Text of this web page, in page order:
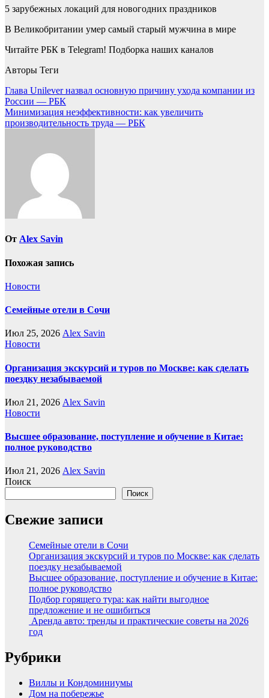
5 зарубежных локаций для новогодних праздников
В Великобритании умер самый старый мужчина в мире
Читайте РБК в Telegram! Подборка наших каналов
Авторы Теги
Навигация
по
записям
Глава Unilever назвал основную причину ухода компании из
России — РБК
Минимизация неэффективности: как увеличить
производительность труда — РБК
От Alex Savin
Похожая запись
Новости
Семейные отели в Сочи
Июл 25, 2026 Alex Savin
Новости
Организация экскурсий и туров по Москве: как сделать
поездку незабываемой
Июл 21, 2026 Alex Savin
Новости
Высшее образование, поступление и обучение в Китае:
полное руководство
Июл 21, 2026 Alex Savin
Поиск
Поиск
Свежие записи
Семейные отели в Сочи
Организация экскурсий и туров по Москве: как сделать
поездку незабываемой
Высшее образование, поступление и обучение в Китае:
полное руководство
Подбор горящего тура: как найти выгодное
предложение и не ошибиться
Аренда авто: тренды и практические советы на 2026
год
Рубрики
Виллы и Кондоминиумы
Дом на побережье